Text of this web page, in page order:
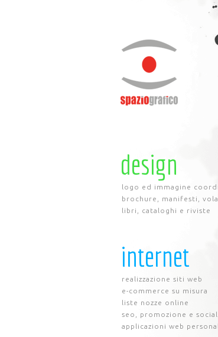
design
logo ed immagine
brochure, manifesti,
libri, cataloghi e riviste
internet
realizzazione siti web
e-commerce su misura
liste nozze online
seo, promozione e
applicazioni web